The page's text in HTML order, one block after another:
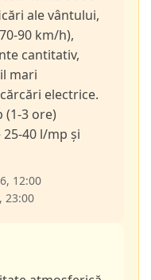
ale vântului,
90 km/h),
cantitativ,
mari
electrice.
(1-3 ore)
40 l/mp și
12:00
23:00